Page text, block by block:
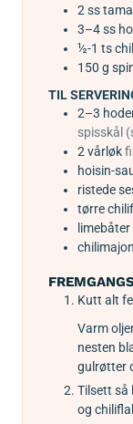
2ss
3–4ss
½-1 ts
150 g
TIL
2–3
spisskål
2vårløk
hoisin-
ristede
tørre
limebåter
Kutt alt
Varm
nesten
gulrøtter
Tilsett så
og